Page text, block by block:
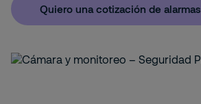
Quiero una cotización de alarmas